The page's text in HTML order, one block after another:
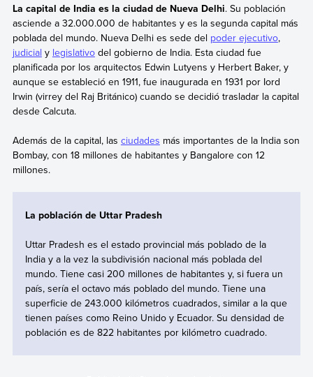
La capital de India es la ciudad de Nueva Delhi. Su población
asciende a 32.000.000 de habitantes y es la segunda capital más
poblada del mundo. Nueva Delhi es sede del poder ejecutivo,
judicial y legislativodel gobierno de India. Esta ciudad fue
planificada por los arquitectos Edwin Lutyens y Herbert Baker, y
aunque se estableció en 1911, fue inaugurada en 1931 por Iord
Irwin (virrey del Raj Británico) cuando se decidió trasladar la capital
desde Calcuta.
Además de la capital, las ciudades más importantes de la India son
Bombay, con 18 millones de habitantes y Bangalore con 12
millones.
La población de Uttar Pradesh
Uttar Pradesh es el estado provincial más poblado de la
India y a la vez la subdivisión nacional más poblada del
mundo. Tiene casi 200 millones de habitantes y, si fuera un
país, sería el octavo más poblado del mundo. Tiene una
superficie de 243.000 kilómetros cuadrados, similar a la que
tienen países como Reino Unido y Ecuador. Su densidad de
población es de 822 habitantes por kilómetro cuadrado.